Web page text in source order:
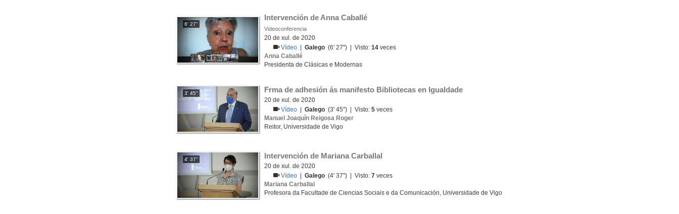
6' 27''
Intervención de Anna Caballé
Videoconferencia
20 de xul. de 2020
Vídeo
|Galego (6' 27'') | Visto:14 veces
Anna Caballé
Presidenta de Clásicas e Modernas
3' 45'' Frma de adhesión ás manifesto Bibliotecas en Igualdade
20 de xul. de 2020
Vídeo
|Galego (3' 45'') | Visto:5 veces
Manuel Joaquín Reigosa Roger
Reitor, Universidade de Vigo
4' 37'' Intervención de Mariana Carballal
20 de xul. de 2020
Vídeo
|Galego (4' 37'') | Visto:7 veces
Mariana Carballal
Profesora da Facultade de Ciencias Sociais e da Comunicación, Universidade de Vigo